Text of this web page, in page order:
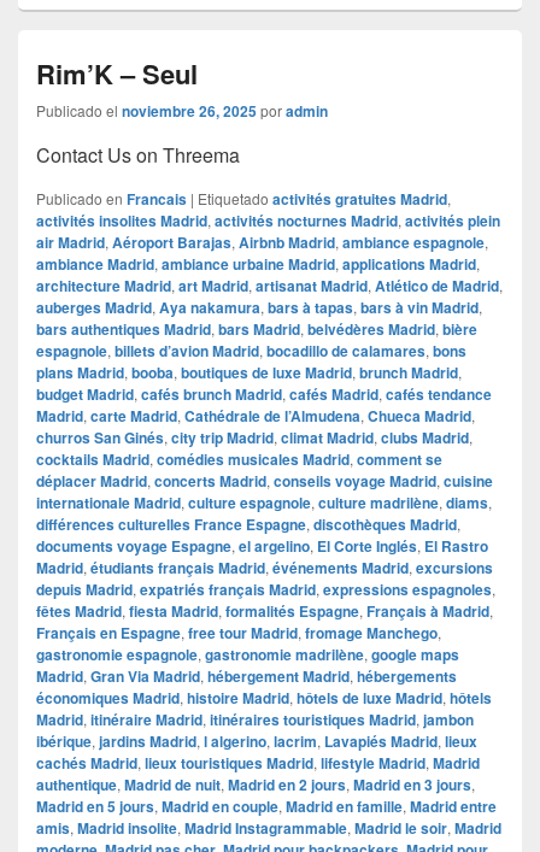
Rim’K – Seul
Publicado el noviembre 26, 2025poradmin
Contact Us on Threema
Publicado en Francais | Etiquetado activités gratuites Madrid,
activités insolites Madrid, activités nocturnes Madrid, activités plein
air Madrid, Aéroport Barajas, Airbnb Madrid, ambiance espagnole,
ambiance Madrid, ambiance urbaine Madrid, applications Madrid,
architecture Madrid, art Madrid, artisanat Madrid, Atlético de Madrid,
auberges Madrid, Aya nakamura, bars à tapas, bars à vin Madrid,
bars authentiques Madrid, bars Madrid, belvédères Madrid, bière
espagnole, billets d’avion Madrid, bocadillo de calamares, bons
plans Madrid, booba, boutiques de luxe Madrid, brunch Madrid,
budget Madrid, cafés brunch Madrid, cafés Madrid, cafés tendance
Madrid, carte Madrid, Cathédrale de l’Almudena, Chueca Madrid,
churros San Ginés, city trip Madrid, climat Madrid, clubs Madrid,
cocktails Madrid, comédies musicales Madrid, comment se
déplacer Madrid, concerts Madrid, conseils voyage Madrid, cuisine
internationale Madrid, culture espagnole, culture madrilène, diams,
différences culturelles France Espagne, discothèques Madrid,
documents voyage Espagne, el argelino, El Corte Inglés, El Rastro
Madrid, étudiants français Madrid, événements Madrid, excursions
depuis Madrid, expatriés français Madrid, expressions espagnoles,
fêtes Madrid, fiesta Madrid, formalités Espagne, Français à Madrid,
Français en Espagne, free tour Madrid, fromage Manchego,
gastronomie espagnole, gastronomie madrilène, google maps
Madrid, ​​Gran Via Madrid, hébergement Madrid, hébergements
économiques Madrid, histoire Madrid, hôtels de luxe Madrid, hôtels
Madrid, itinéraire Madrid, itinéraires touristiques Madrid, jambon
ibérique, jardins Madrid, l algerino, lacrim, Lavapiés Madrid, lieux
cachés Madrid, lieux touristiques Madrid, lifestyle Madrid, Madrid
authentique, Madrid de nuit, Madrid en 2 jours, Madrid en 3 jours,
Madrid en 5 jours, Madrid en couple, Madrid en famille, Madrid entre
amis, Madrid insolite, Madrid Instagrammable, Madrid le soir, Madrid